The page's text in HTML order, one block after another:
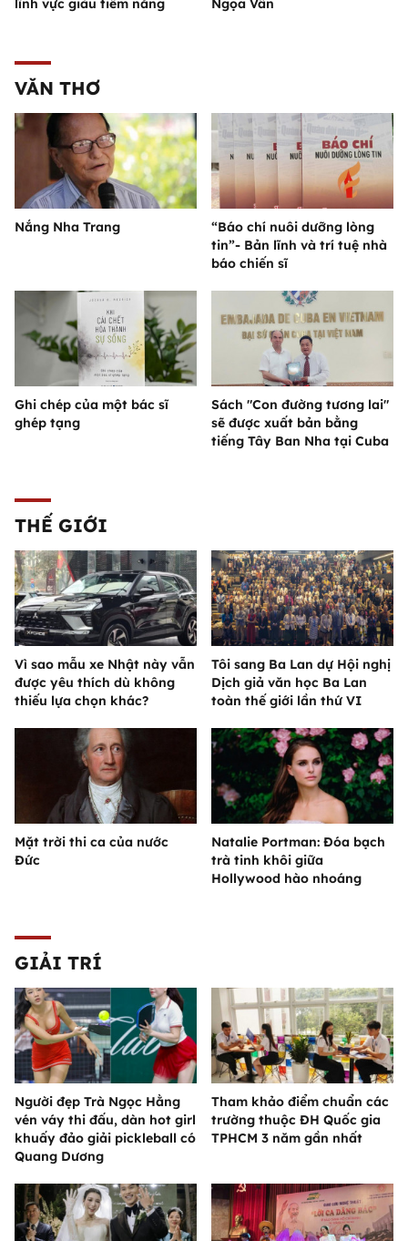
lĩnh vực giàu tiềm năng Ngọa Vân
VĂN THƠ
Nắng Nha Trang
“Báo chí nuôi dưỡng lòng
tin”- Bản lĩnh và trí tuệ nhà
báo chiến sĩ
Ghi chép của một bác sĩ
ghép tạng
Sách "Con đường tương lai"
sẽ được xuất bản bằng
tiếng Tây Ban Nha tại Cuba
THẾ GIỚI
Vì sao mẫu xe Nhật này vẫn
được yêu thích dù không
thiếu lựa chọn khác?
Tôi sang Ba Lan dự Hội nghị
Dịch giả văn học Ba Lan
toàn thế giới lần thứ VI
Mặt trời thi ca của nước
Đức
Natalie Portman: Đóa bạch
trà tinh khôi giữa
Hollywood hào nhoáng
GIẢI TRÍ
Người đẹp Trà Ngọc Hằng
vén váy thi đấu, dàn hot girl
khuấy đảo giải pickleball có
Quang Dương
Tham khảo điểm chuẩn các
trường thuộc ĐH Quốc gia
TPHCM 3 năm gần nhất